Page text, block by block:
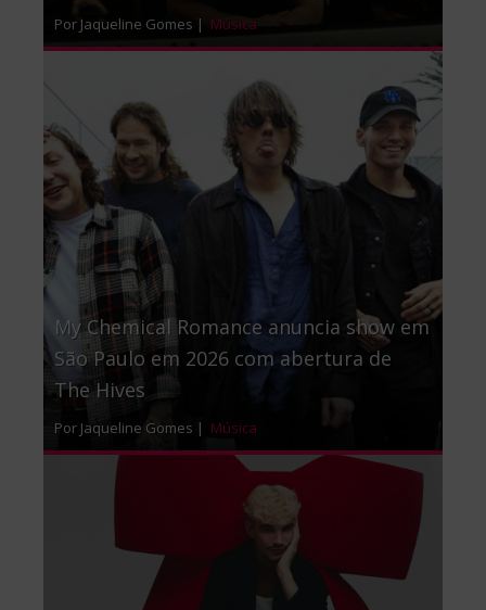
Por Jaqueline Gomes | Música
My Chemical Romance anuncia show em
São Paulo em 2026 com abertura de
The Hives
Por Jaqueline Gomes | Música